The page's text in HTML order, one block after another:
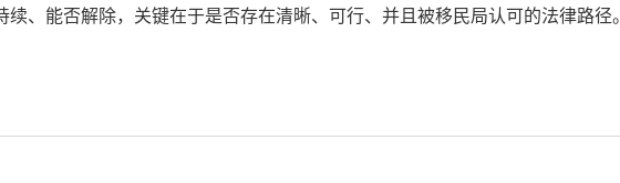
续、能否解除，关键在于是否存在清晰、可行、并且被移民局认可的法律路径。